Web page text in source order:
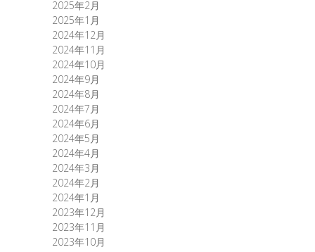
2025年2月
2025年1月
2024年12月
2024年11月
2024年10月
2024年9月
2024年8月
2024年7月
2024年6月
2024年5月
2024年4月
2024年3月
2024年2月
2024年1月
2023年12月
2023年11月
2023年10月